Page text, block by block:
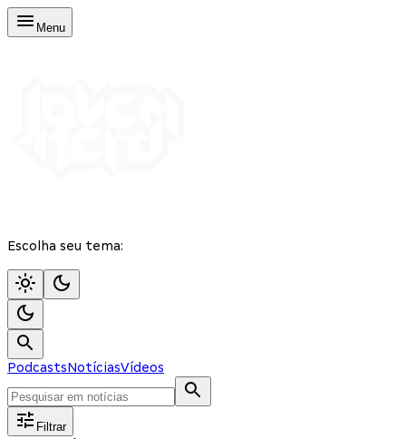
Menu
Escolha seu tema:
PodcastsNotíciasVídeos
Filtrar